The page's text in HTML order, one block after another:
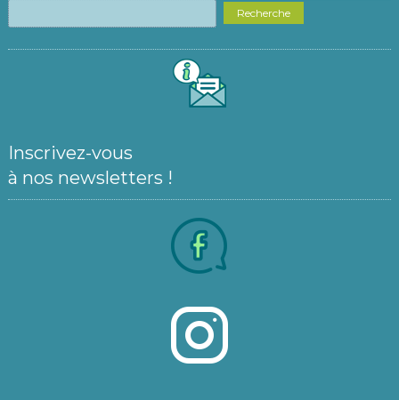
Recherche
Inscrivez-vous
à nos newsletters !